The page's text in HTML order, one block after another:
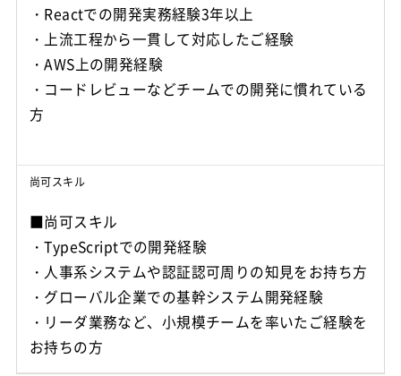
・Reactでの開発実務経験3年以上
・上流工程から一貫して対応したご経験
・AWS上の開発経験
・コードレビューなどチームでの開発に慣れている
方
尚可スキル
■尚可スキル
・TypeScriptでの開発経験
・人事系システムや認証認可周りの知見をお持ち方
・グローバル企業での基幹システム開発経験
・リーダ業務など、小規模チームを率いたご経験を
お持ちの方